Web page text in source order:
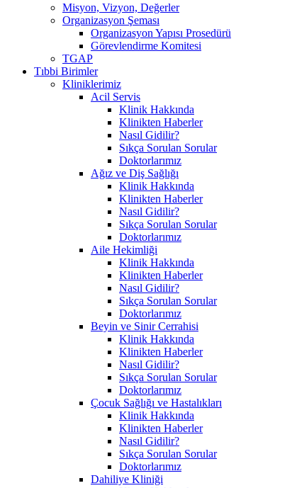
Misyon, Vizyon, Değerler
Organizasyon Şeması
Organizasyon Yapısı Prosedürü
Görevlendirme Komitesi
TGAP
Tıbbi Birimler
Kliniklerimiz
Acil Servis
Klinik Hakkında
Klinikten Haberler
Nasıl Gidilir?
Sıkça Sorulan Sorular
Doktorlarımız
Ağız ve Diş Sağlığı
Klinik Hakkında
Klinikten Haberler
Nasıl Gidilir?
Sıkça Sorulan Sorular
Doktorlarımız
Aile Hekimliği
Klinik Hakkında
Klinikten Haberler
Nasıl Gidilir?
Sıkça Sorulan Sorular
Doktorlarımız
Beyin ve Sinir Cerrahisi
Klinik Hakkında
Klinikten Haberler
Nasıl Gidilir?
Sıkça Sorulan Sorular
Doktorlarımız
Çocuk Sağlığı ve Hastalıkları
Klinik Hakkında
Klinikten Haberler
Nasıl Gidilir?
Sıkça Sorulan Sorular
Doktorlarımız
Dahiliye Kliniği